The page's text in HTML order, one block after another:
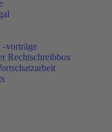
-vorträge
Rechtschreibbox